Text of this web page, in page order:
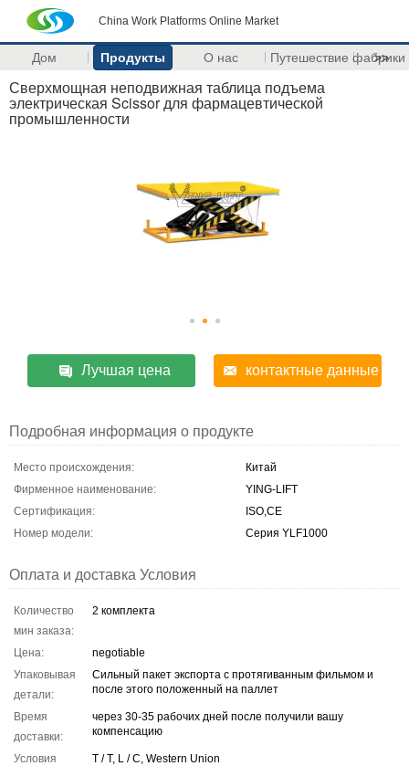
China Work Platforms Online Market
Дом Продукты О нас Путешествие фабрики
>>
Сверхмощная неподвижная таблица подъема
электрическая Scissor для фармацевтической
промышленности
Лучшая цена контактные данные
Подробная информация о продукте
Место происхождения:
Китай
Фирменное наименование:
YING-LIFT
Сертификация:
ISO,CE
Номер модели:
Серия YLF1000
Оплата и доставка Условия
Количество
мин заказа:
2 комплекта
Цена:
negotiable
Упаковывая
детали:
Сильный пакет экспорта с протягиванным фильмом и
после этого положенный на паллет
Время
доставки:
через 30-35 рабочих дней после получили вашу
компенсацию
Условия
T / T, L / C, Western Union